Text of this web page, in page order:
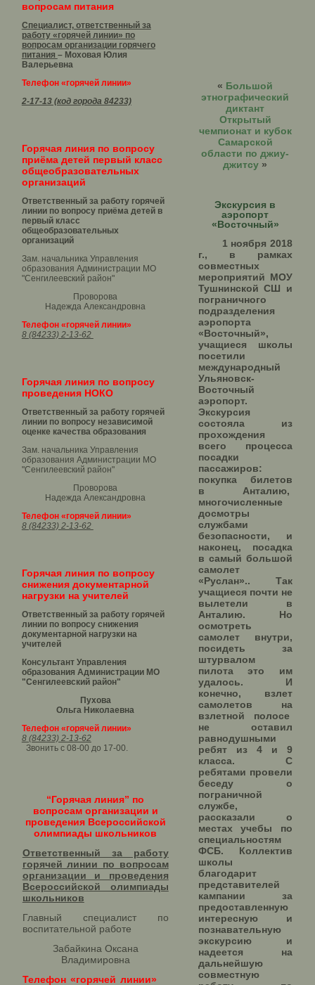
вопросам питания
Специалист, ответственный за
работу «горячей линии» по
вопросам организации горячего
питания – Моховая Юлия
Валерьевна
Телефон «горячей линии»
2-17-13 (код города 84233)
Горячая линия по вопросу
приёма детей первый класс
общеобразовательных
организаций
Ответственный за работу горячей
линии по вопросу приёма детей в
первый класс
общеобразовательных
организаций
Зам. начальника Управления
образования Администрации МО
"Сенгилеевский район"
Проворова
Надежда Александровна
Телефон «горячей линии»
8 (84233) 2-13-62
Горячая линия по вопросу
проведения НОКО
Ответственный за работу горячей
линии по вопросу независимой
оценке качества образования
Зам. начальника Управления
образования Администрации МО
"Сенгилеевский район"
Проворова
Надежда Александровна
Телефон «горячей линии»
8 (84233) 2-13-62
Горячая линия по вопросу
снижения документарной
нагрузки на учителей
Ответственный за работу горячей
линии по вопросу снижения
документарной нагрузки на
учителей
Консультант Управления
образования Администрации МО
"Сенгилеевский район"
Пухова
Ольга Николаевна
Телефон «горячей линии»
8 (84233) 2-13-62
Звонить с 08-00 до 17-00.
“Горячая линия” по
вопросам организации и
проведения Всероссийской
олимпиады школьников
Ответственный за работу
горячей линии по вопросам
организации и проведения
Всероссийской олимпиады
школьников​
Главный специалист по
воспитательной работе
Забайкина Оксана
Владимировна
Телефон «горячей линии»
« Большой
этнографический
диктант
Открытый
чемпионат и кубок
Самарской
области по джиу-
джитсу »
Экскурсия в
аэропорт
«Восточный»
1 ноября 2018
г., в рамках
совместных
мероприятий МОУ
Тушнинской СШ и
пограничного
подразделения
аэропорта
«Восточный»,
учащиеся школы
посетили
международный
Ульяновск-
Восточный
аэропорт.
Экскурсия
состояла из
прохождения
всего процесса
посадки
пассажиров:
покупка билетов
в Анталию,
многочисленные
досмотры
службами
безопасности, и
наконец, посадка
в самый большой
самолет
«Руслан».. Так
учащиеся почти не
вылетели в
Анталию. Но
осмотреть
самолет внутри,
посидеть за
штурвалом
пилота это им
удалось. И
конечно, взлет
самолетов на
взлетной полосе
не оставил
равнодушными
ребят из 4 и 9
класса. С
ребятами провели
беседу о
пограничной
службе,
рассказали о
местах учебы по
специальностям
ФСБ. Коллектив
школы
благодарит
представителей
кампании за
предоставленную
интересную и
познавательную
экскурсию и
надеется на
дальнейшую
совместную